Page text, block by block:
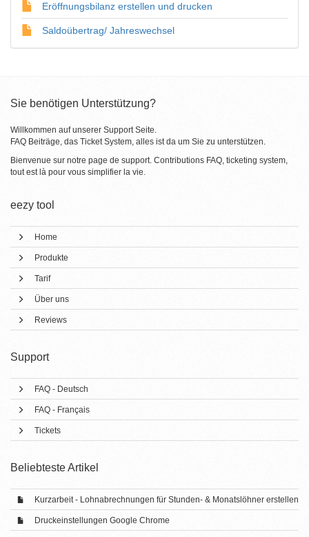
Eröffnungsbilanz erstellen und drucken
Saldoübertrag/ Jahreswechsel
Sie benötigen Unterstützung?
Willkommen auf unserer Support Seite.
FAQ Beiträge, das Ticket System, alles ist da um Sie zu unterstützen.
Bienvenue sur notre page de support. Contributions FAQ, ticketing system,
tout est là pour vous simplifier la vie.
eezy tool
Home
Produkte
Tarif
Über uns
Reviews
Support
FAQ - Deutsch
FAQ - Français
Tickets
Beliebteste Artikel
Kurzarbeit - Lohnabrechnungen für Stunden- & Monatslöhner erstellen
Druckeinstellungen Google Chrome